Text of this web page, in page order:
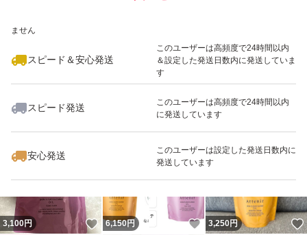
ません
スピード＆安心発送
このユーザーは高頻度で24時間以内
＆設定した発送日数内に発送していま
す
スピード発送
このユーザーは高頻度で24時間以内
に発送しています
安心発送
このユーザーは設定した発送日数内に
発送しています
いいね！
6,100
3,100円 いいね！
6,150円 いいね！
3,250円